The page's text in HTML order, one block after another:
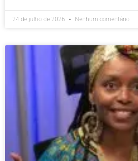
24 de julho de 2026 Nenhum comentário